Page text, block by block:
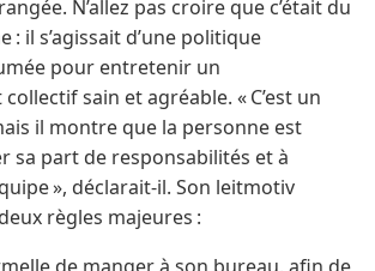
N’allez pas croire que c’était du
: il s’agissait d’une politique
pour entretenir un
sain et agréable. « C’est un
il montre que la personne est
sa part de responsabilités et à
», déclarait-il. Son leitmotiv
règles majeures :
de manger à son bureau, afin de